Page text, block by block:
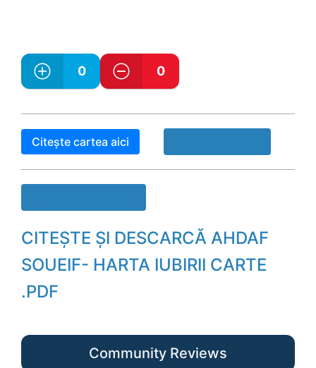
0 0
Citește cartea aici
CITEȘTE ȘI DESCARCĂ AHDAF
SOUEIF- HARTA IUBIRII CARTE
.PDF
Community Reviews